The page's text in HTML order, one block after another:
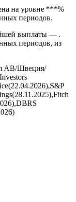
на уровне ***%
периодов.
выплаты — .
периодов, из
AB/Швеция/